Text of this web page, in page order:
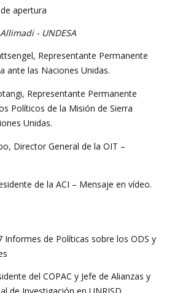
apertura
- UNDESA
Representante Permanente
ante las Naciones Unidas.
Representante Permanente
Políticos de la Misión de Sierra
Unidas.
Director General de la OIT –
de la ACI – Mensaje en vídeo.
Informes de Políticas sobre los ODS y
del COPAC y Jefe de Alianzas y